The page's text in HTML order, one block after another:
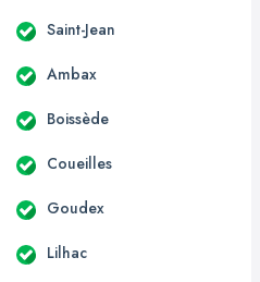
Saint-Jean
Ambax
Boissède
Coueilles
Goudex
Lilhac